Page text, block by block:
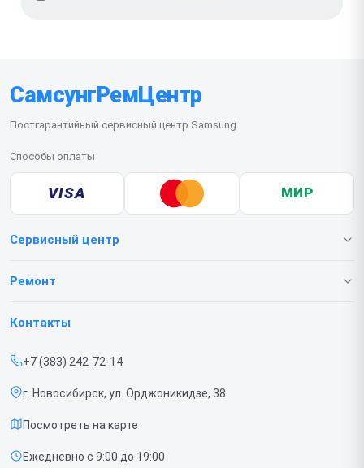
СамсунгРемЦентр
Постгарантийный сервисный центр Samsung
Способы оплаты
VISA МИР
Сервисный центр
О нашем сервисе
Срочный ремонт
Доставка и способы оплаты
Диагностика
Контакты
Ремонт
Телефонов
Контакты
+7 (383) 242-72-14
г. Новосибирск, ул. Орджоникидзе, 38
Посмотреть на карте
Ежедневно с 9:00 до 19:00